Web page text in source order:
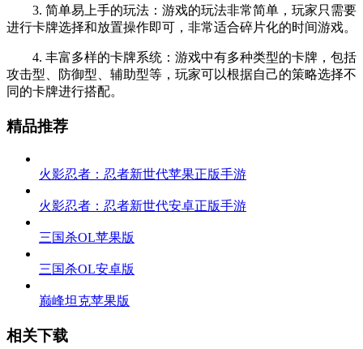
3. 简单易上手的玩法：游戏的玩法非常简单，玩家只需要
进行卡牌选择和放置操作即可，非常适合碎片化的时间游戏。
4. 丰富多样的卡牌系统：游戏中有多种类型的卡牌，包括
攻击型、防御型、辅助型等，玩家可以根据自己的策略选择不
同的卡牌进行搭配。
精品推荐
火影忍者：忍者新世代苹果正版手游
火影忍者：忍者新世代安卓正版手游
三国杀OL苹果版
三国杀OL安卓版
巅峰坦克苹果版
相关下载